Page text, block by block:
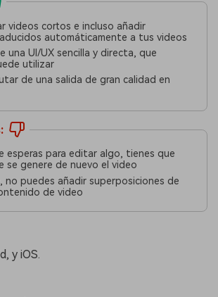
videos cortos e incluso añadir
automáticamente a tus videos
una UI/UX sencilla y directa, que
utilizar
de una salida de gran calidad en
esperas para editar algo, tienes que
se genere de nuevo el video
no puedes añadir superposiciones de
de video
y iOS.